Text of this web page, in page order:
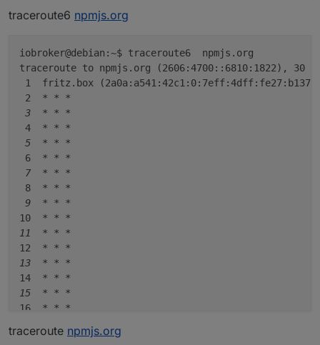
traceroute6 npmjs.org
iobroker@debian:~$ traceroute6  npmjs.org
traceroute to npmjs.org (2606:4700::6810:1822), 30
1  fritz.box (2a0a:a541:42c1:0:7eff:4dff:fe27:b137)
2 * *
*
3  *
* *
4 * *
*
5  *
* *
6 * *
*
7  *
* *
8 * *
*
9  *
* *
10 * *
*
11  *
* *
12 * *
*
13  *
* *
14 * *
*
15  *
* *
16 * *
*
18 * *
*
traceroute npmjs.org